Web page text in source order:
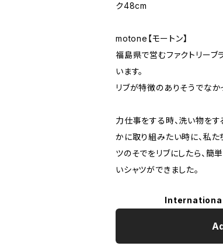
ク48cm
motone【モートン】
福島県で営むファクトリーブ
います。
リブが特徴のありそうでなか
力仕事をする時、洗い物を
かに取り組みたい時に、私た
ツのそでをリブにしたら、簡
いシャツができました。